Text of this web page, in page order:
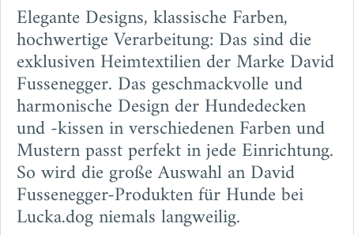
Elegante Designs, klassische Farben,
hochwertige Verarbeitung: Das sind die
exklusiven Heimtextilien der Marke David
Fussenegger. Das geschmackvolle und
harmonische Design der Hundedecken
und -kissen in verschiedenen Farben und
Mustern passt perfekt in jede Einrichtung.
So wird die große Auswahl an David
Fussenegger-Produkten für Hunde bei
Lucka.dog niemals langweilig.